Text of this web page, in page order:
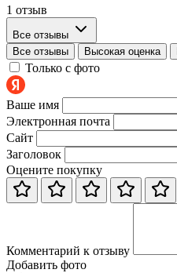
1 отзыв
Все отзывы
Все отзывы
Высокая оценка
Только с фото
Ваше имя
Электронная почта
Сайт
Заголовок
Оцените покупку
Комментарий к отзыву
Добавить фото